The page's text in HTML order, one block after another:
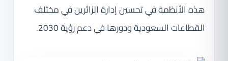
هذه الأنظمة في تحسين إدارة الزائرين في مختلف
القطاعات السعودية ودورها في دعم رؤية 2030.